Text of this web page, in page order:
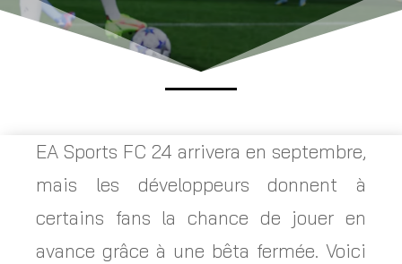
EA Sports FC 24 arrivera en septembre,
mais les développeurs donnent à
certains fans la chance de jouer en
avance grâce à une bêta fermée. Voici